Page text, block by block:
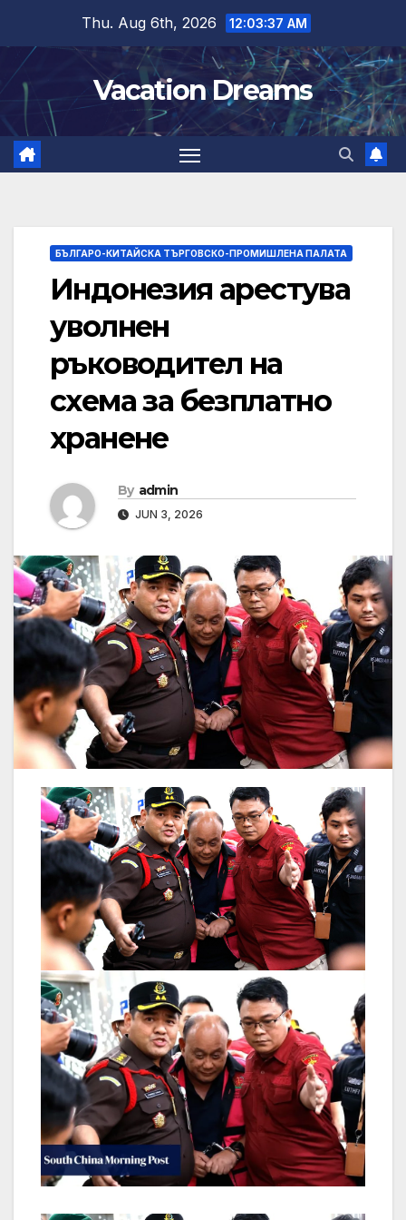
content
Thu. Aug 6th, 2026 12:03:38 AM
Vacation Dreams
БЪЛГАРО-КИТАЙСКА ТЪРГОВСКО-ПРОМИШЛЕНА ПАЛАТА
Индонезия арестува
уволнен
ръководител на
схема за безплатно
хранене
By admin
JUN 3, 2026